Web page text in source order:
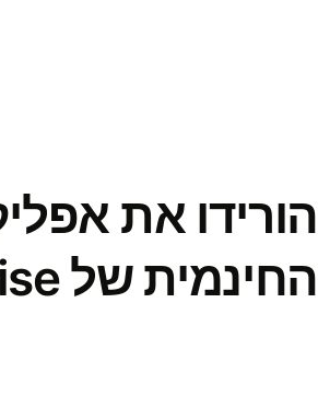
הורידו את
החינמית של Wise